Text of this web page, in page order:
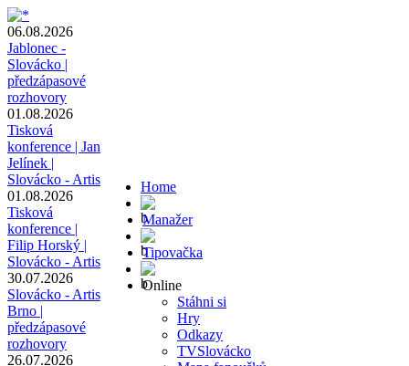
06.08.2026
Jablonec -
Slovácko |
předzápasové
rozhovory
01.08.2026
Tisková
konference | Jan
Jelínek |
Slovácko - Artis
01.08.2026
Tisková
konference |
Filip Horský |
Slovácko - Artis
30.07.2026
Slovácko - Artis
Brno |
předzápasové
rozhovory
26.07.2026
Home
Manažer
Tipovačka
Online
Stáhni si
Hry
Odkazy
TVSlovácko